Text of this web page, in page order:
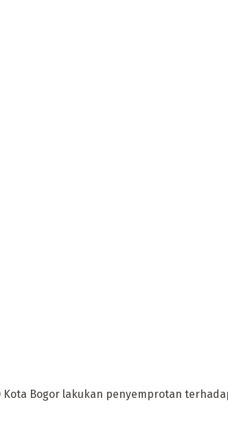
Kota Bogor lakukan penyemprotan